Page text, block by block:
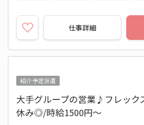
仕事詳細
紹介予定派遣
大手グループの営業♪フレック
休み◎/時給1500円～